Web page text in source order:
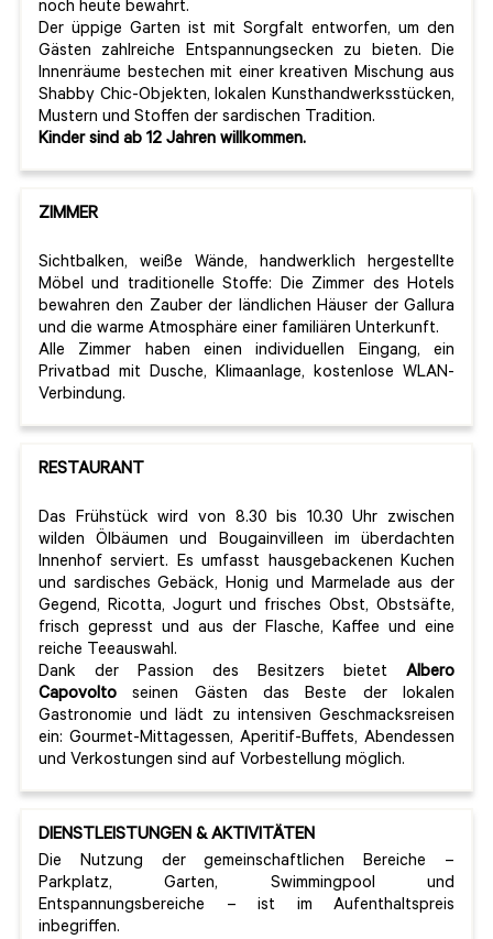
noch heute bewahrt.
Der üppige Garten ist mit Sorgfalt entworfen, um den
Gästen zahlreiche Entspannungsecken zu bieten. Die
Innenräume bestechen mit einer kreativen Mischung aus
Shabby Chic-Objekten, lokalen Kunsthandwerksstücken,
Mustern und Stoffen der sardischen Tradition.
Kinder sind ab 12 Jahren willkommen.
ZIMMER
Sichtbalken, weiße Wände, handwerklich hergestellte
Möbel und traditionelle Stoffe: Die Zimmer des Hotels
bewahren den Zauber der ländlichen Häuser der Gallura
und die warme Atmosphäre einer familiären Unterkunft.
Alle Zimmer haben einen individuellen Eingang, ein
Privatbad mit Dusche, Klimaanlage, kostenlose WLAN-
Verbindung.
RESTAURANT
Das Frühstück wird von 8.30 bis 10.30 Uhr zwischen
wilden Ölbäumen und Bougainvilleen im überdachten
Innenhof serviert. Es umfasst hausgebackenen Kuchen
und sardisches Gebäck, Honig und Marmelade aus der
Gegend, Ricotta, Jogurt und frisches Obst, Obstsäfte,
frisch gepresst und aus der Flasche, Kaffee und eine
reiche Teeauswahl.
Dank der Passion des Besitzers bietet Albero
Capovolto seinen Gästen das Beste der lokalen
Gastronomie und lädt zu intensiven Geschmacksreisen
ein: Gourmet-Mittagessen, Aperitif-Buffets, Abendessen
und Verkostungen sind auf Vorbestellung möglich.
DIENSTLEISTUNGEN & AKTIVITÄTEN
Die Nutzung der gemeinschaftlichen Bereiche –
Parkplatz, Garten, Swimmingpool und
Entspannungsbereiche – ist im Aufenthaltspreis
inbegriffen.